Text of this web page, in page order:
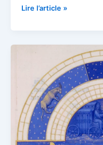
Autoportrait
et
voile
Lire l’article »